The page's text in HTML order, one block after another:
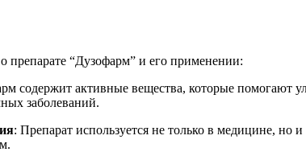
препарате “Дузофарм” и его применении:
содержит активные вещества, которые помогают
заболеваний.
: Препарат используется не только в медицине, но